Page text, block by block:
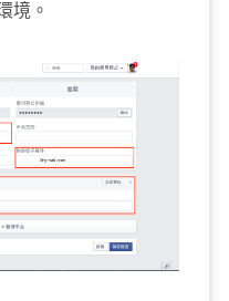
境。